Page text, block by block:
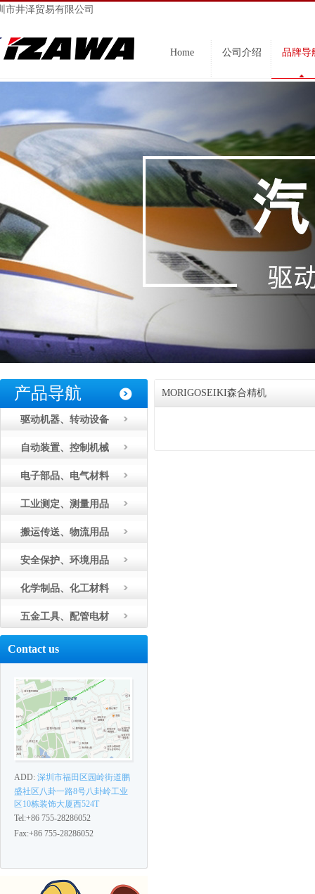
市井泽贸易有限公司
Home 公司介绍 品牌导
产品导航
驱动机器、转动设备
自动装置、控制机械
电子部品、电气材料
工业测定、测量用品
搬运传送、物流用品
安全保护、环境用品
化学制品、化工材料
五金工具、配管电材
Contact us
ADD: 深圳市福田区园岭街道鹏
盛社区八卦一路8号八卦岭工业
区10栋装饰大厦西524T
Tel:+86 755-28286052
Fax:+86 755-28286052
MORIGOSEIKI森合精机